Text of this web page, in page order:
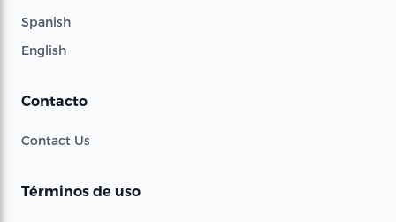
Spanish
English
Contacto
Contact Us
Términos de uso